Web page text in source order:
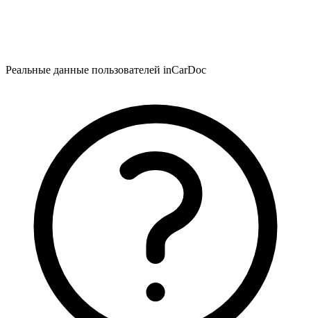
Реальные данные пользователей inCarDoc